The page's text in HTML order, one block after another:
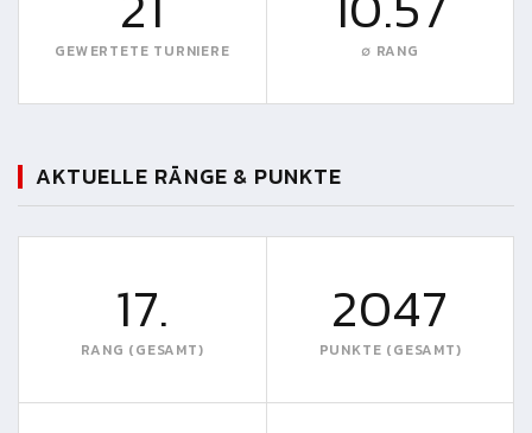
GEWERTETE TURNIERE ∅ RANG
AKTUELLE RÄNGE & PUNKTE
17.
RANG (GESAMT)
2047
PUNKTE (GESAMT)